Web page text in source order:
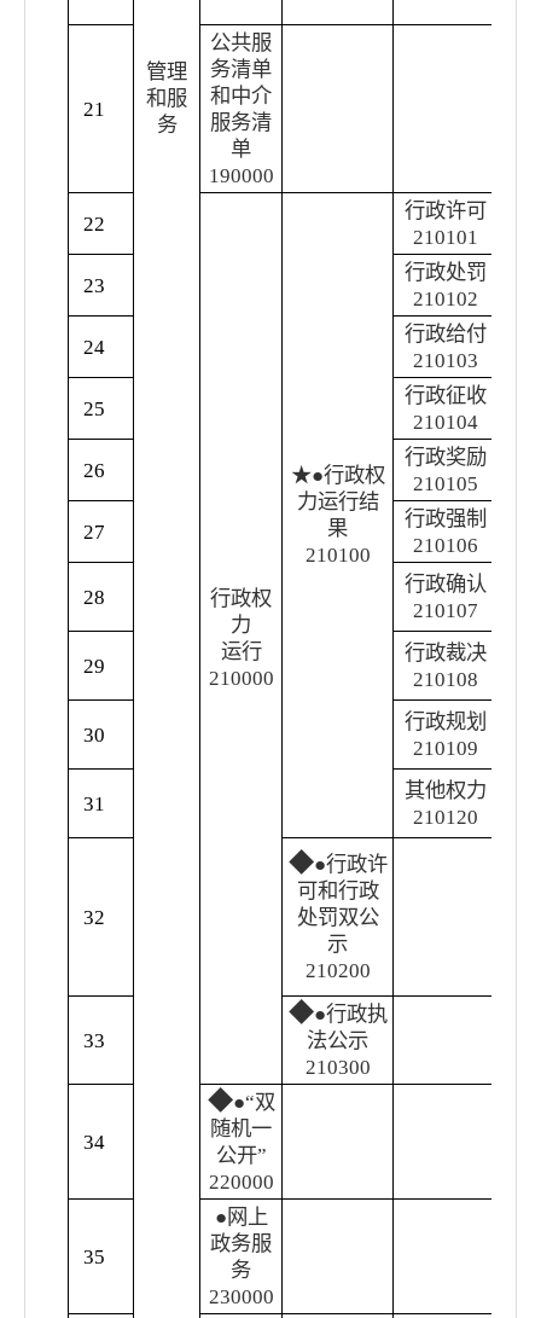
管理
和服
务
21
公共服
务清单
和中介
服务清
单
190000
22
行政权
力
运行
210000
★●行政权
力运行结
果
210100
行政许可
210101
23
行政处罚
210102
24
行政给付
210103
25
行政征收
210104
26
行政奖励
210105
27
行政强制
210106
28
行政确认
210107
29
行政裁决
210108
30
行政规划
210109
31
其他权力
210120
32
◆●行政许
可和行政
处罚双公
示
210200
33
◆●行政执
法公示
210300
34
◆●“双
随机一
公开”
220000
35
● 网上
政务服
务
230000